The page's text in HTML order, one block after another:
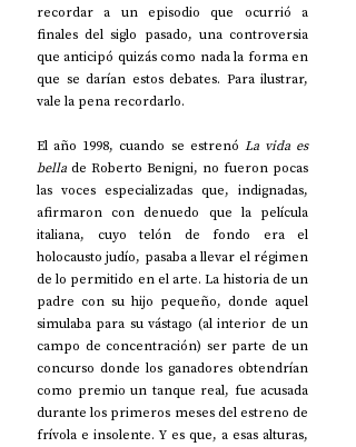
recordar a un episodio que ocurrió a
finales del siglo pasado, una controversia
que anticipó quizás como nada la forma en
que se darían estos debates. Para ilustrar,
vale la pena recordarlo.
El año 1998, cuando se estrenó La vida es
bella de Roberto Benigni, no fueron pocas
las voces especializadas que, indignadas,
afirmaron con denuedo que la película
italiana, cuyo telón de fondo era el
holocausto judío, pasaba a llevar el régimen
de lo permitido en el arte. La historia de un
padre con su hijo pequeño, donde aquel
simulaba para su vástago (al interior de un
campo de concentración) ser parte de un
concurso donde los ganadores obtendrían
como premio un tanque real, fue acusada
durante los primeros meses del estreno de
frívola e insolente. Y es que, a esas alturas,